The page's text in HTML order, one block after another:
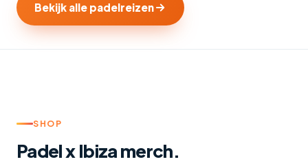
Bekijk alle padelreizen
SHOP
Padel x Ibiza merch.